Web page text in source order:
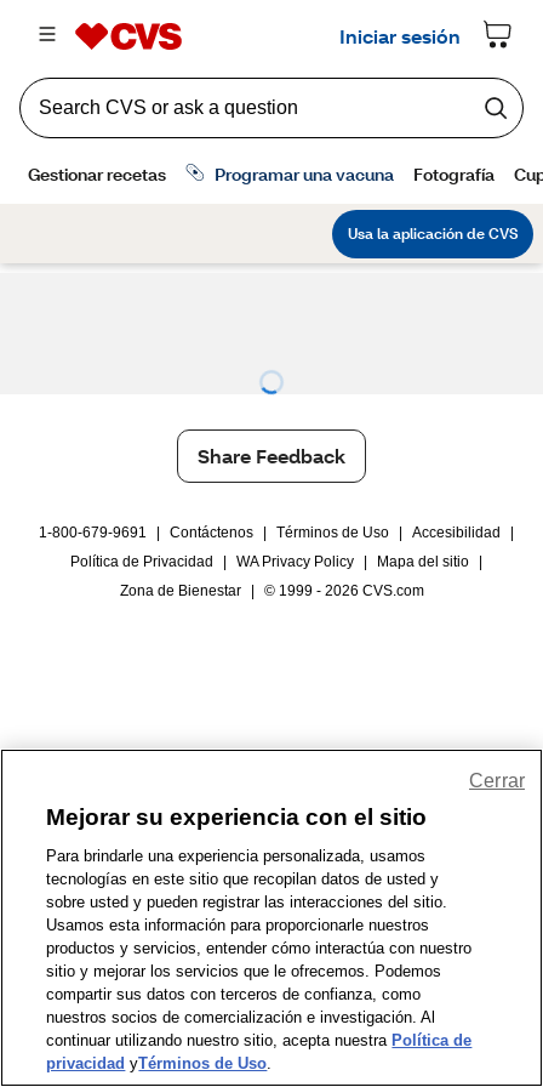
Share Feedback
1-800-679-9691 Contáctenos Términos de Uso Accesibilidad
Política de Privacidad
WA Privacy Policy Mapa del sitio
Zona de Bienestar
© 1999 - 2026 CVS.com
Mejorar su experiencia con el sitio
Para brindarle una experiencia personalizada, usamos
tecnologías en este sitio que recopilan datos de usted y
sobre usted y pueden registrar las interacciones del sitio.
Usamos esta información para proporcionarle nuestros
productos y servicios, entender cómo interactúa con nuestro
sitio y mejorar los servicios que le ofrecemos. Podemos
compartir sus datos con terceros de confianza, como
nuestros socios de comercialización e investigación. Al
continuar utilizando nuestro sitio, acepta nuestra Política de
privacidad yTérminos de Uso.
Cerrar